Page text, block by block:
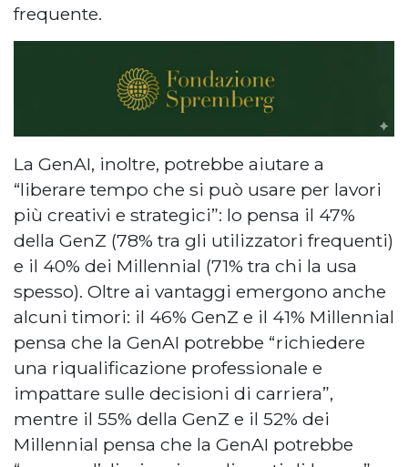
frequente.
La GenAI, inoltre, potrebbe aiutare a
“liberare tempo che si può usare per lavori
più creativi e strategici”: lo pensa il 47%
della GenZ (78% tra gli utilizzatori frequenti)
e il 40% dei Millennial (71% tra chi la usa
spesso). Oltre ai vantaggi emergono anche
alcuni timori: il 46% GenZ e il 41% Millennial
pensa che la GenAI potrebbe “richiedere
una riqualificazione professionale e
impattare sulle decisioni di carriera”,
mentre il 55% della GenZ e il 52% dei
Millennial pensa che la GenAI potrebbe